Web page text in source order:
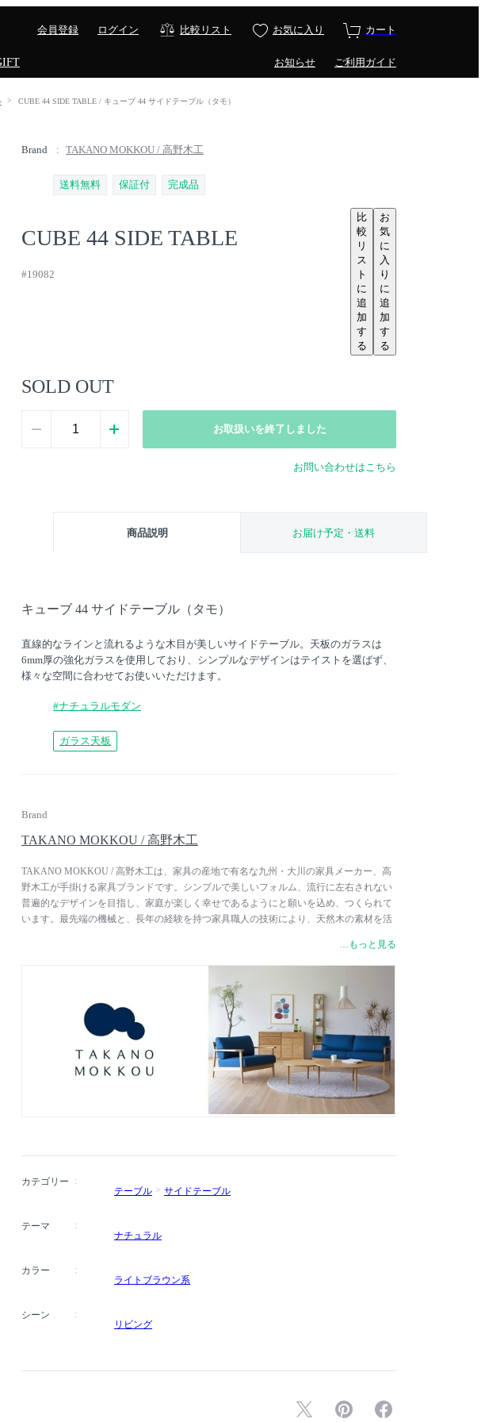
会員登録 ログイン 比較リスト お気に入り カート
お知らせ ご利用ガイド
CUBE 44 SIDE TABLE / キューブ 44 サイドテーブル（タモ）
Brand TAKANO MOKKOU / 高野木工
送料無料 保証付 完成品
CUBE 44 SIDE TABLE
#19082
比
較
リ
ス
ト
に
追
加
す
る
お
気
に
入
り
に
追
加
す
る
SOLD OUT
お取扱いを終了しました
お問い合わせはこちら
商品説明 お届け予定・送料
キューブ 44 サイドテーブル（タモ）
直線的なラインと流れるような木目が美しいサイドテーブル。天板のガラスは
6mm厚の強化ガラスを使用しており、シンプルなデザインはテイストを選ばず、
様々な空間に合わせてお使いいただけます。
#ナチュラルモダン
ガラス天板
Brand
TAKANO MOKKOU / 高野木工
TAKANO MOKKOU / 高野木工は、家具の産地で有名な九州・大川の家具メーカー、高
野木工が手掛ける家具ブランドです。シンプルで美しいフォルム、流行に左右されない
普遍的なデザインを目指し、家庭が楽しく幸せであるようにと願いを込め、つくられて
います。最先端の機械と、長年の経験を持つ家具職人の技術により、天然木の素材を活
り、それぞれの天然木が持つ個性・美しさ・味わいを引き立たせています。全ての材料
は、ホルムアルデヒド等級の最上位規格を示す環境に配慮したF☆☆☆☆（Fフォースタ
ー）が使用されています。 ※ 2017年よりブランド名が「high field（ハイフィールド）」
から「TAKANO MOKKOU」に変更となりました。
…もっと見る
カテゴリー
テーブル
サイドテーブル
テーマ
ナチュラル
カラー
ライトブラウン系
シーン
リビング